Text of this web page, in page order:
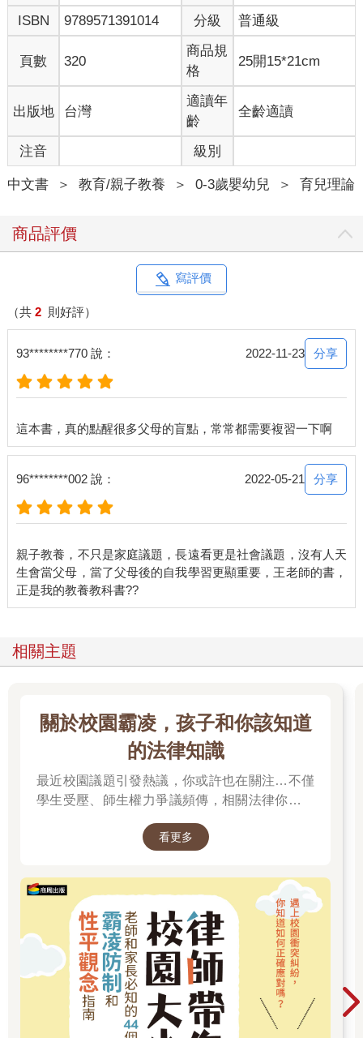
ISBN
9789571391014 分級 普通級
頁數 320
商品規
格
25開15*21cm
出版地 台灣
適讀年
齡
全齡適讀
注音 級別
中文書 ＞ 教育/親子教養 ＞ 0-3歲嬰幼兒 ＞ 育兒理論
商品評價
寫評價
（共 2 則好評）
93********770 說： 2022-11-23 分享
這本書，真的點醒很多父母的盲點，常常都需要複習一下啊
96********002 說： 2022-05-21 分享
親子教養，不只是家庭議題，長遠看更是社會議題，沒有人天
生會當父母，當了父母後的自我學習更顯重要，王老師的書，
正是我的教養教科書??
相關主題
關於校園霸凌，孩子和你該知道
的法律知識
最近校園議題引發熱議，你或許也在關注…不僅
學生受壓、師生權力爭議頻傳，相關法律你有了
看更多